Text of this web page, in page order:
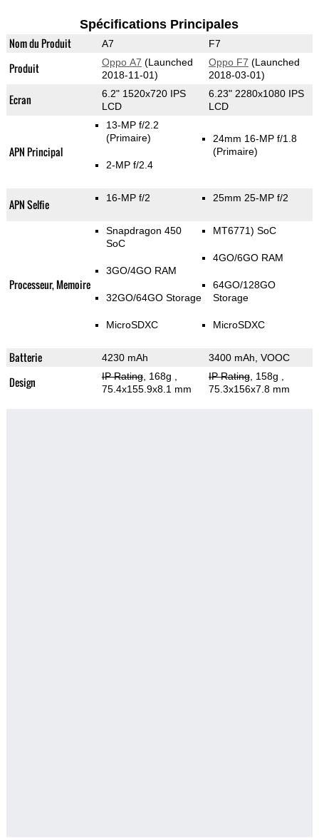
Spécifications Principales
Nom du Produit A7 F7
Produit Oppo A7 (Launched
2018-11-01)
Oppo F7 (Launched
2018-03-01)
Ecran
6.2" 1520x720 IPS
LCD
6.23" 2280x1080 IPS
LCD
APN Principal
13-MP f/2.2
(Primaire)
2-MP f/2.4
24mm 16-MP f/1.8
(Primaire)
APN Selfie 16-MP f/2 25mm 25-MP f/2
Processeur, Memoire
Snapdragon 450
SoC
3GO/4GO RAM
32GO/64GO Storage
MicroSDXC
MT6771) SoC
4GO/6GO RAM
64GO/128GO
Storage
MicroSDXC
Batterie 4230 mAh 3400 mAh, VOOC
Design IP Rating, 168g
75.4x155.9x8.1 mm
IP Rating, 158g
75.3x156x7.8 mm